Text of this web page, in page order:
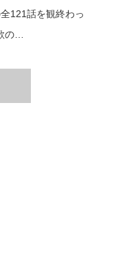
121話を観終わっ
の…